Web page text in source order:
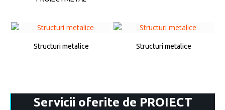
Structuri metalice Structuri metalice
Servicii oferite de PROIECT